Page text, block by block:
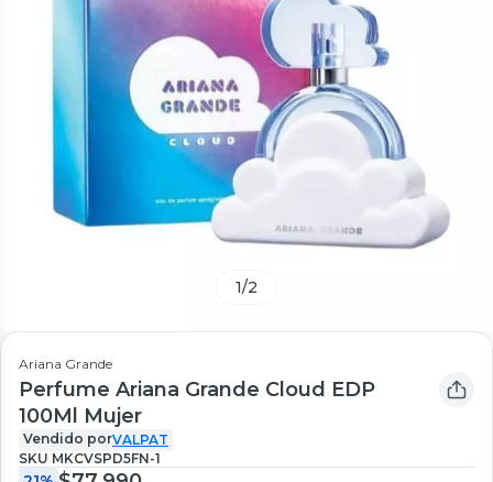
1/2
Ariana Grande
Perfume Ariana Grande Cloud EDP
100Ml Mujer
Vendido porVALPAT
SKU MKCVSPD5FN-1